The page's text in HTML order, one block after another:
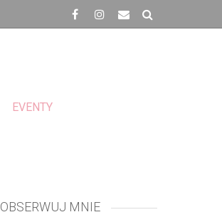
EVENTY
OBSERWUJ MNIE